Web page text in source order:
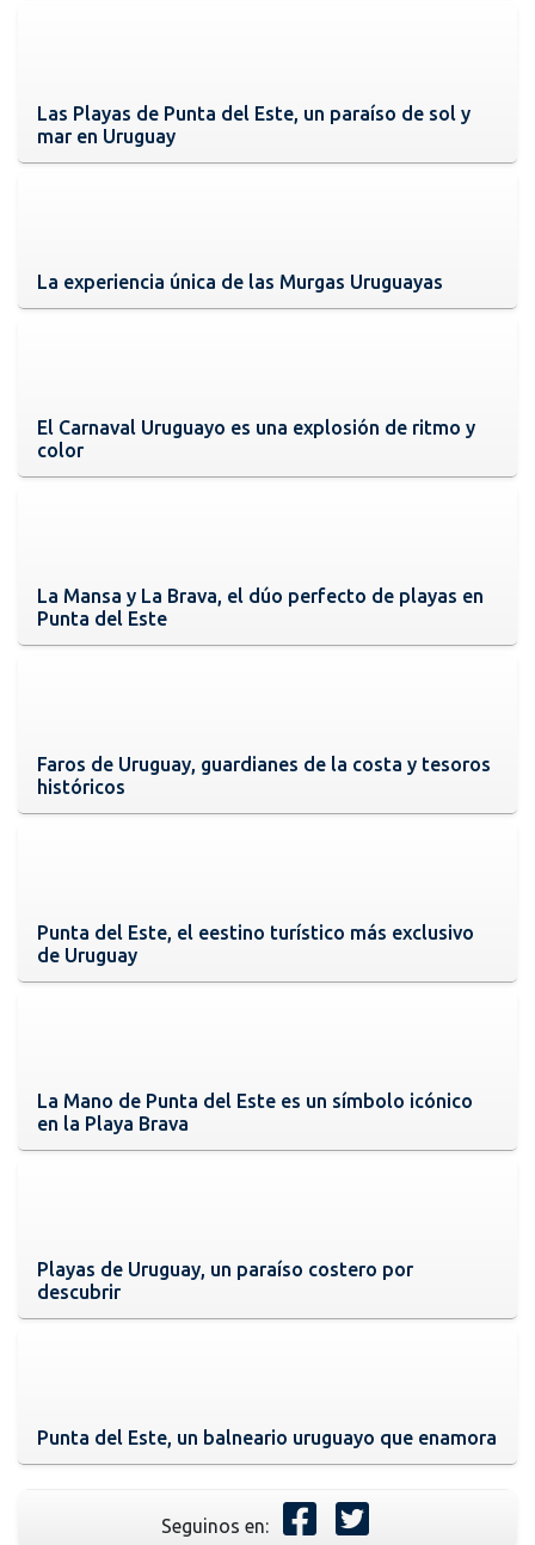
Las Playas de Punta del Este, un paraíso de sol y
mar en Uruguay
La experiencia única de las Murgas Uruguayas
El Carnaval Uruguayo es una explosión de ritmo y
color
La Mansa y La Brava, el dúo perfecto de playas en
Punta del Este
Faros de Uruguay, guardianes de la costa y tesoros
históricos
Punta del Este, el eestino turístico más exclusivo
de Uruguay
La Mano de Punta del Este es un símbolo icónico
en la Playa Brava
Playas de Uruguay, un paraíso costero por
descubrir
Punta del Este, un balneario uruguayo que enamora
Seguinos en: